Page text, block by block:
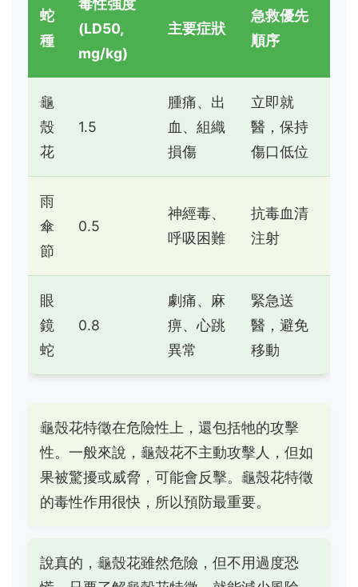
蛇
種
毒性強度
(LD50,
mg/kg)
主要症狀
急救優先
順序
龜
殼
花
1.5
腫痛、出
血、組織
損傷
立即就
醫，保持
傷口低位
雨
傘
節
0.5
神經毒、
呼吸困難
抗毒血清
注射
眼
鏡
蛇
0.8
劇痛、麻
痹、心跳
異常
緊急送
醫，避免
移動
龜殼花特徵在危險性上，還包括牠的攻擊
性。一般來說，龜殼花不主動攻擊人，但如
果被驚擾或威脅，可能會反擊。龜殼花特徵
的毒性作用很快，所以預防最重要。
說真的，龜殼花雖然危險，但不用過度恐